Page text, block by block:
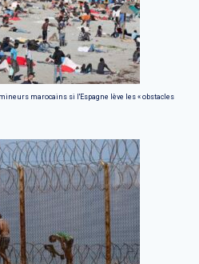
marocains si l'Espagne lève les « obstacles